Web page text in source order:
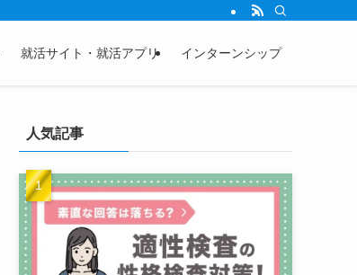
就活サイト・就活アプリ インターンシップ
人気記事